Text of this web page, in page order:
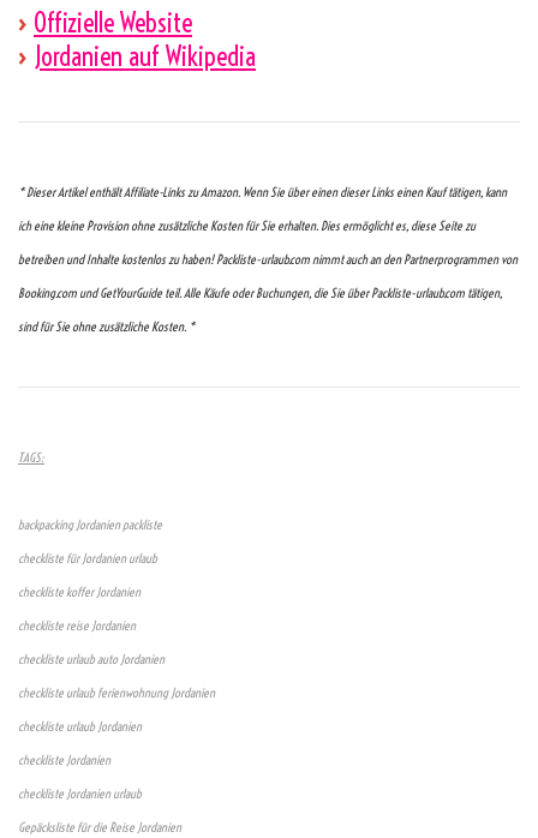
› Offizielle Website
› Jordanien auf Wikipedia
* Dieser Artikel enthält Affiliate-Links zu Amazon. Wenn Sie über einen dieser Links einen Kauf tätigen, kann
ich eine kleine Provision ohne zusätzliche Kosten für Sie erhalten. Dies ermöglicht es, diese Seite zu
betreiben und Inhalte kostenlos zu haben! Packliste-urlaub.com nimmt auch an den Partnerprogrammen von
Booking.com und GetYourGuide teil. Alle Käufe oder Buchungen, die Sie über Packliste-urlaub.com tätigen,
sind für Sie ohne zusätzliche Kosten. *
TAGS:
backpacking Jordanien packliste
checkliste für Jordanien urlaub
checkliste koffer Jordanien
checkliste reise Jordanien
checkliste urlaub auto Jordanien
checkliste urlaub ferienwohnung Jordanien
checkliste urlaub Jordanien
checkliste Jordanien
checkliste Jordanien urlaub
Gepäcksliste für die Reise Jordanien